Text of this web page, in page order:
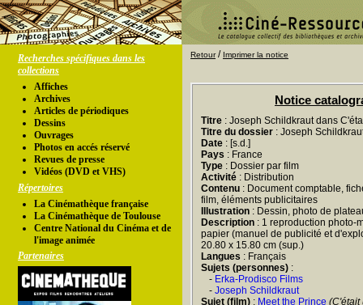
Recherches spécifiques dans les
collections
Affiches
Archives
Articles de périodiques
Dessins
Ouvrages
Photos en accés réservé
Revues de presse
Vidéos (DVD et VHS)
Répertoires
La Cinémathèque française
La Cinémathèque de Toulouse
Centre National du Cinéma et de
l'image animée
Partenaires
Retour/ Imprimer la notice
Notice
Titre : Joseph Schildkraut dans
Titre du dossier : Joseph
Date : [s.d.]
Pays : France
Type : Dossier par film
Activité : Distribution
Contenu : Document comptable,
film, éléments publicitaires
Illustration : Dessin, photo de
Description : 1 reproduction photo-
papier (manuel de publicité et
20.80 x 15.80 cm (sup.)
Langues : Français
Sujets (personnes) :
- Erka-Prodisco Films
- Joseph Schildkraut
Sujet (film) : Meet the Prince (C'était